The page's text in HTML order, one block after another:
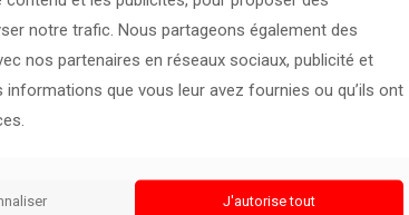
notre trafic. Nous partageons également des
nos partenaires en réseaux sociaux, publicité et
informations que vous leur avez fournies ou qu’ils ont
J'autorise tout